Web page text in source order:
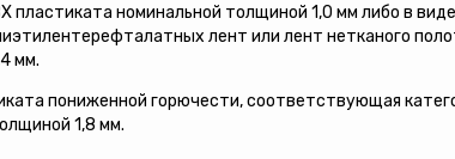
пластиката номинальной толщиной 1,0 мм либо в
лент или лент нетканого
мм.
пониженной горючести, соответствующая
1,8 мм.